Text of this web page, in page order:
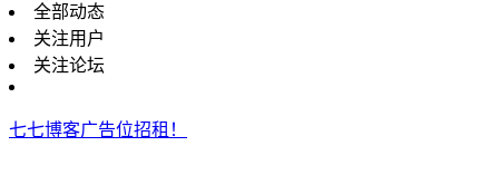
全部动态
关注用户
关注论坛
七七博客广告位招租！